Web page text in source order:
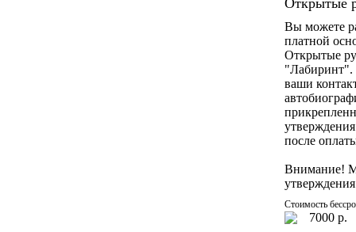
Открытые
Вы можете
платной
Открытые
"Лабиринт".
ваши
после
Внимание!
Стоимость
7000 р.